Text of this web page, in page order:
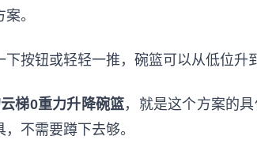
。
按钮或轻轻一推，碗篮可以从低位升
梯0重力升降碗篮，就是这个方案的
不需要蹲下去够。